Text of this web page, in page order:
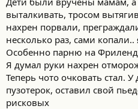
выталкивать, тросом
нахрен порвали,
несколько раз, сами
Особенно парню на
Я думал руки нахрен
Теперь чото очковать стал.
пузотерок, оставил свой
рисковых